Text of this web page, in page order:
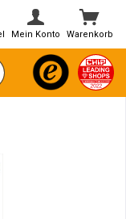
Warenkorb
Mein Konto